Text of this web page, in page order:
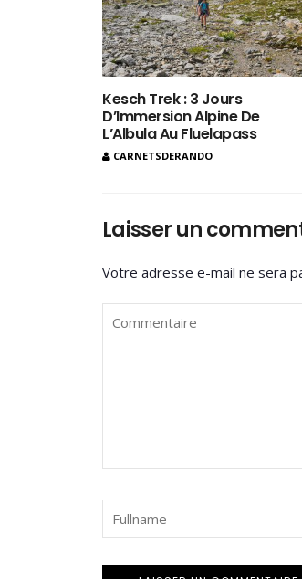
Kesch Trek : 3 Jours
D’Immersion Alpine De
L’Albula Au Fluelapass
CARNETSDERANDO
Laisser un
Votre adresse e-mail ne sera